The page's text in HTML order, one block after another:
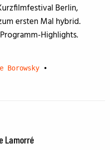
Berlin,
ersten Mal hybrid.
Highlights.
Borowsky
•
Lamorré